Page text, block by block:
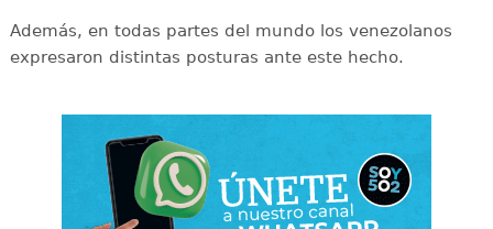
Además, en todas partes del mundo los venezolanos
expresaron distintas posturas ante este hecho.